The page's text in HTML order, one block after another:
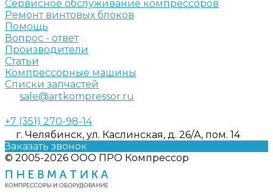
Сервисное обслуживание компрессоров
Ремонт винтовых блоков
Помощь
Вопрос - ответ
Производители
Статьи
Компрессорные машины
Списки запчастей
sale@artkompressor.ru
+7 (351) 270-98-14
г. Челябинск, ул. Каслинская, д. 26/А, пом. 14
Заказать звонок
© 2005-2026 ООО ПРО Компрессор